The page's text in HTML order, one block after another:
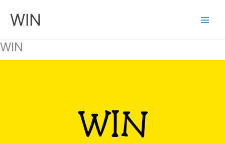
ス
キ
ッ
WIN
WIN
WIN